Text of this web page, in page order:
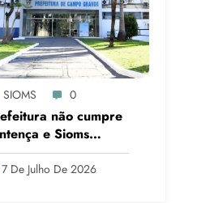
SIOMS 0
não cumpre
e Sioms
a Justiça mais
vez
7 De Julho De 2026